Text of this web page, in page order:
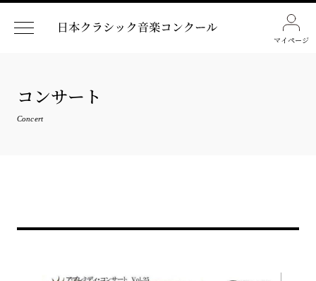
マイページ
コンサート
Concert